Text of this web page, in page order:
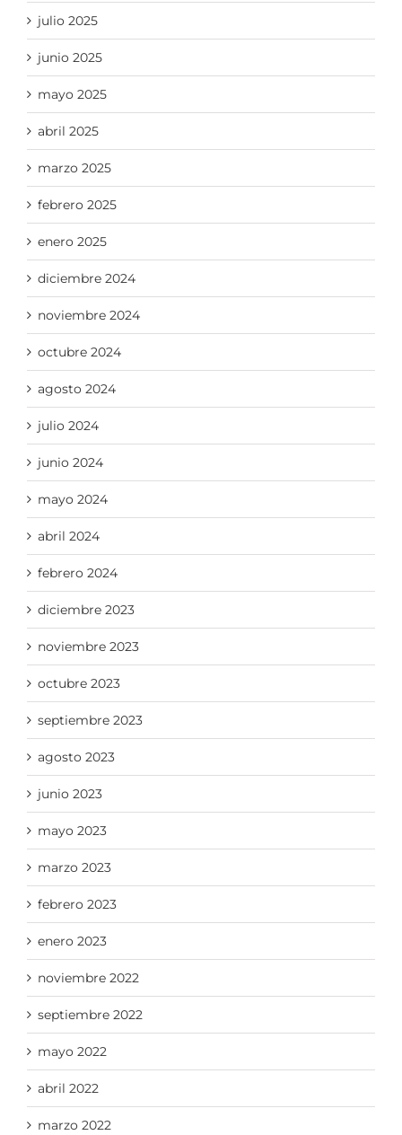
julio 2025
junio 2025
mayo 2025
abril 2025
marzo 2025
febrero 2025
enero 2025
diciembre 2024
noviembre 2024
octubre 2024
agosto 2024
julio 2024
junio 2024
mayo 2024
abril 2024
febrero 2024
diciembre 2023
noviembre 2023
octubre 2023
septiembre 2023
agosto 2023
junio 2023
mayo 2023
marzo 2023
febrero 2023
enero 2023
noviembre 2022
septiembre 2022
mayo 2022
abril 2022
marzo 2022